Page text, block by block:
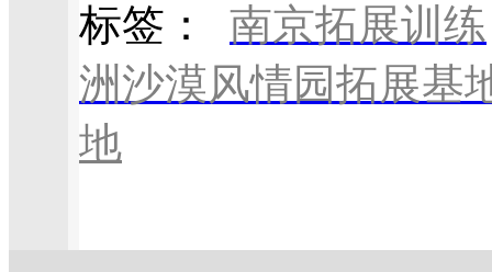
标签： 南京拓展训练
洲沙漠风情园拓展基
地